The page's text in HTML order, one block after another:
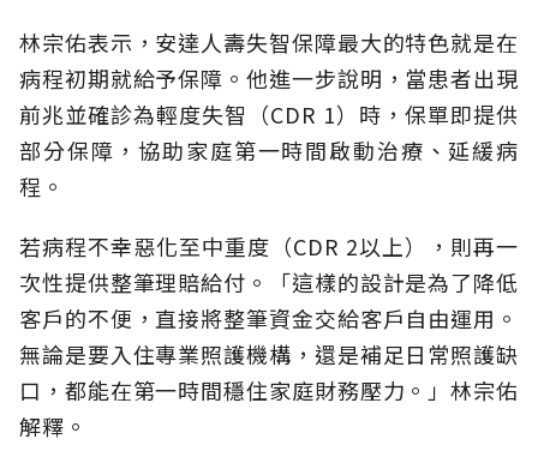
林宗佑表示，安達人壽失智保障最大的特色就是在
病程初期就給予保障。他進一步說明，當患者出現
前兆並確診為輕度失智（CDR 1）時，保單即提供
部分保障，協助家庭第一時間啟動治療、延緩病
程。
若病程不幸惡化至中重度（CDR 2以上），則再一
次性提供整筆理賠給付。「這樣的設計是為了降低
客戶的不便，直接將整筆資金交給客戶自由運用。
無論是要入住專業照護機構，還是補足日常照護缺
口，都能在第一時間穩住家庭財務壓力。」林宗佑
解釋。